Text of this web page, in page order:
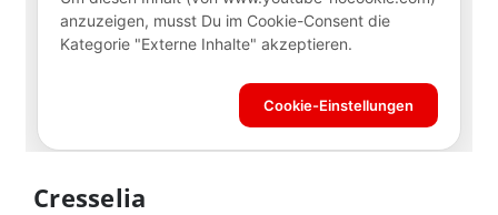
Cresselia